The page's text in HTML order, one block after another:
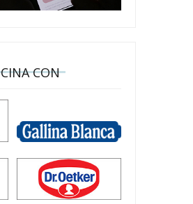
CON